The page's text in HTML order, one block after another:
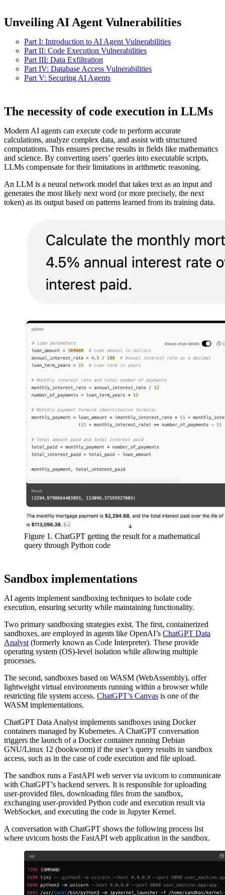
Unveiling AI Agent Vulnerabilities
Part I: Introduction to AI Agent Vulnerabilities
Part II: Code Execution Vulnerabilities
Part III: Data Exfiltration
Part IV: Database Access Vulnerabilities
Part V: Securing AI Agents
The necessity of code execution in LLMs
Modern AI agents can execute code to perform accurate
calculations, analyze complex data, and assist with structured
computations. This ensures precise results in fields like mathematics
and science. By converting users’ queries into executable scripts,
LLMs compensate for their limitations in arithmetic reasoning.
An LLM is a neural network model that takes text as an input and
generates the most likely next word (or more precisely, the next
token) as its output based on patterns learned from its training data.
Figure 1. ChatGPT getting the result for a mathematical
query through Python code
Sandbox implementations
AI agents implement sandboxing techniques to isolate code
execution, ensuring security while maintaining functionality.
Two primary sandboxing strategies exist. The first, containerized
sandboxes, are employed in agents like OpenAI’s ChatGPT Data
Analyst (formerly known as Code Interpreter). These provide
operating system (OS)-level isolation while allowing multiple
processes.
The second, sandboxes based on WASM (WebAssembly), offer
lightweight virtual environments running within a browser while
restricting file system access. ChatGPT’s Canvas is one of the
WASM implementations.
ChatGPT Data Analyst implements sandboxes using Docker
containers managed by Kubernetes. A ChatGPT conversation
triggers the launch of a Docker container running Debian
GNU/Linux 12 (bookworm) if the user’s query results in sandbox
access, such as in the case of code execution and file upload.
The sandbox runs a FastAPI web server via uvicorn to communicate
with ChatGPT’s backend servers. It is responsible for uploading
user-provided files, downloading files from the sandbox,
exchanging user-provided Python code and execution result via
WebSocket, and executing the code in Jupyter Kernel.
A conversation with ChatGPT shows the following process list
where uvicorn hosts the FastAPI web application in the sandbox.